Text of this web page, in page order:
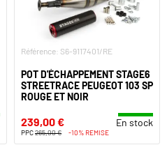
Référence: S6-9117401/RE
POT D'ÉCHAPPEMENT STAGE6
STREETRACE PEUGEOT 103 SP
ROUGE ET NOIR
239,00 € En stock
PPC265,00 € -10% REMISE